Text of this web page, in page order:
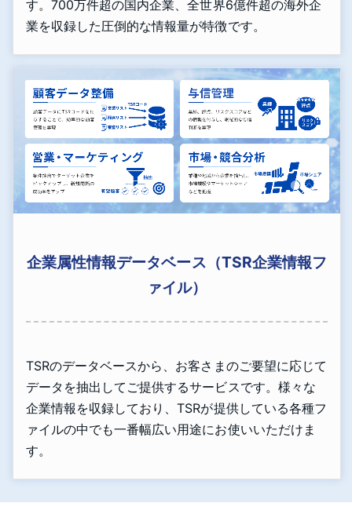
す。700万件超の国内企業、全世界6億件超の海外企
業を収録した圧倒的な情報量が特徴です。
企業属性情報データベース（TSR企業情報フ
ァイル）
TSRのデータベースから、お客さまのご要望に応じて
データを抽出してご提供するサービスです。様々な
企業情報を収録しており、TSRが提供している各種フ
ァイルの中でも一番幅広い用途にお使いいただけま
す。